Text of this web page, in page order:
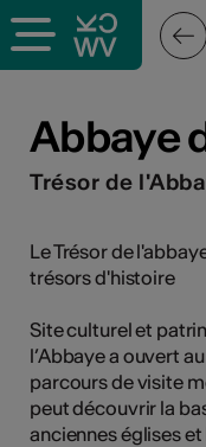
Abbaye
Trésor de
Le Trésor de
trésors d'histoire
Site culturel et
l’Abbaye a ouvert
parcours de visite
peut découvrir la
anciennes églises